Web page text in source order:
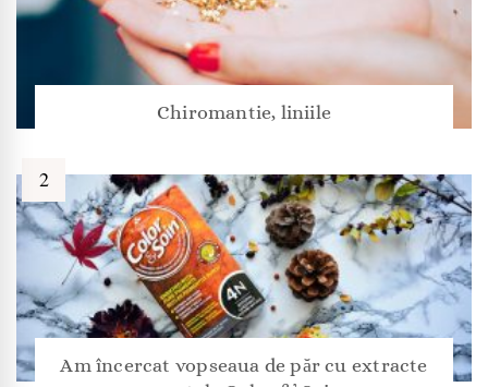
Chiromantie, liniile
Am încercat vopseaua de păr cu extracte